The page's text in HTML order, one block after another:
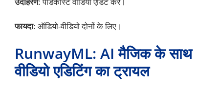
फायदा: ऑडियो-वीडियो दोनों के लिए।
RunwayML: AI मैजिक के साथ
वीडियो एडिटिंग का ट्रायल